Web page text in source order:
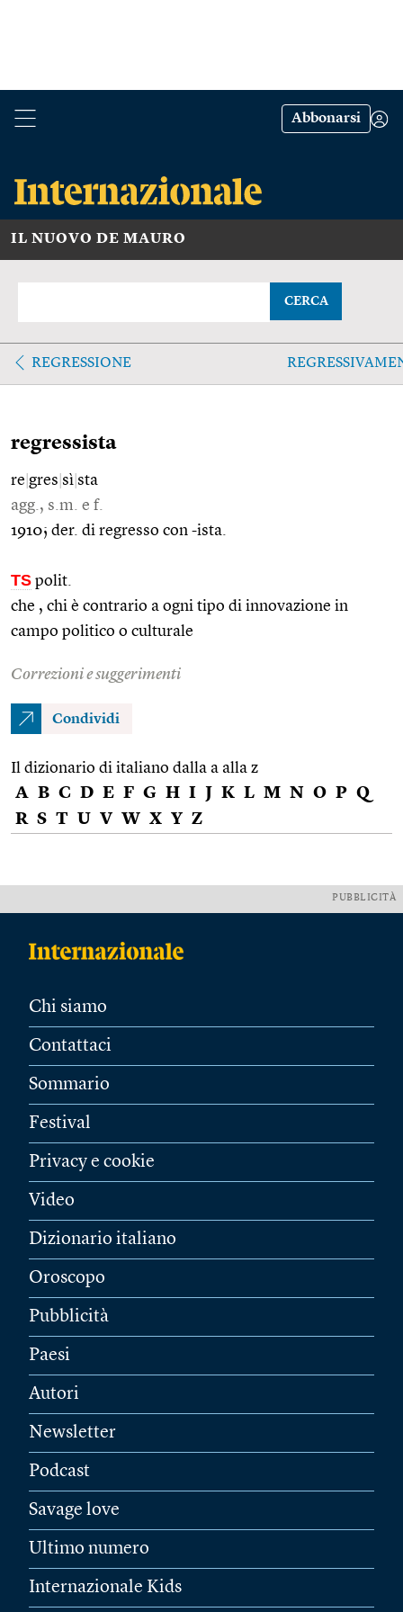
Abbonarsi
IL NUOVO DE MAURO
CERCA
REGRESSIONE
regressista
re gres sì sta
agg., s.m. e f.
1910; der. di regresso con -ista.
TS polit.
che , chi è contrario a ogni tipo di innovazione in
campo politico o culturale
Correzioni e suggerimenti
Condividi
Il dizionario di italiano dalla a alla z
A B C D E F G H I J K L M N O P Q
R S T U V W X Y Z
PUBBLICITÀ
Chi siamo
Contattaci
Sommario
Festival
Privacy e cookie
Video
Dizionario italiano
Oroscopo
Pubblicità
Paesi
Autori
Newsletter
Podcast
Savage love
Ultimo numero
Internazionale Kids